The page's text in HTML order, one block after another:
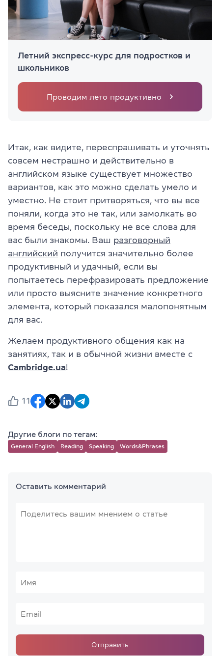
Летний экспресс-курс для подростков и
школьников
Проводим лето продуктивно
Итак, как видите, переспрашивать и уточнять
совсем нестрашно и действительно в
английском языке существует множество
вариантов, как это можно сделать умело и
уместно. Не стоит притворяться, что вы все
поняли, когда это не так, или замолкать во
время беседы, поскольку не все слова для
вас были знакомы. Ваш разговорный
английский получится значительно более
продуктивный и удачный, если вы
попытаетесь перефразировать предложение
или просто выясните значение конкретного
элемента, который показался малопонятным
для вас.
Желаем продуктивного общения как на
занятиях, так и в обычной жизни вместе с
Cambridge.ua!
11
Другие блоги по тегам:
General English Reading Speaking Words&Phrases
Оставить комментарий
Отправить